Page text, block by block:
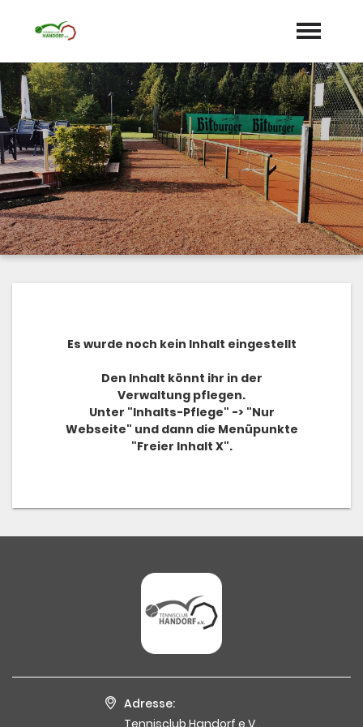
Startseite
Aktuelles
Termine
Unser Verein expand_more
Mannschaften
Training
Platzbuchung
Es wurde noch kein Inhalt eingestellt
Den Inhalt könnt ihr in der
Verwaltung pflegen.
Unter "Inhalts-Pflege" -> "Nur
Webseite" und dann die Menüpunkte
"Freier Inhalt X".
Adresse:
Tennisclub Handorf e.V.